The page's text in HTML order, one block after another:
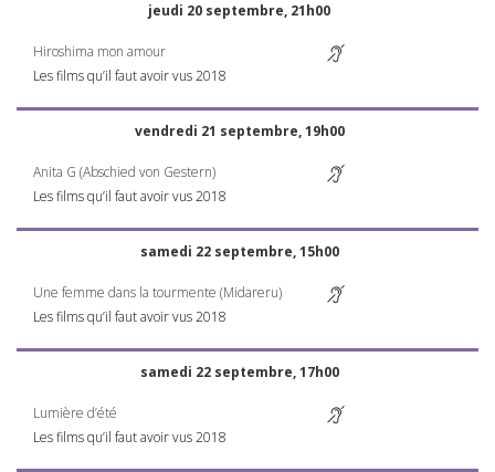
jeudi 20 septembre, 21h00
Hiroshima mon amour
Les films qu’il faut avoir vus 2018
vendredi 21 septembre, 19h00
Anita G (Abschied von Gestern)
Les films qu’il faut avoir vus 2018
samedi 22 septembre, 15h00
Une femme dans la tourmente (Midareru)
Les films qu’il faut avoir vus 2018
samedi 22 septembre, 17h00
Lumière d’été
Les films qu’il faut avoir vus 2018